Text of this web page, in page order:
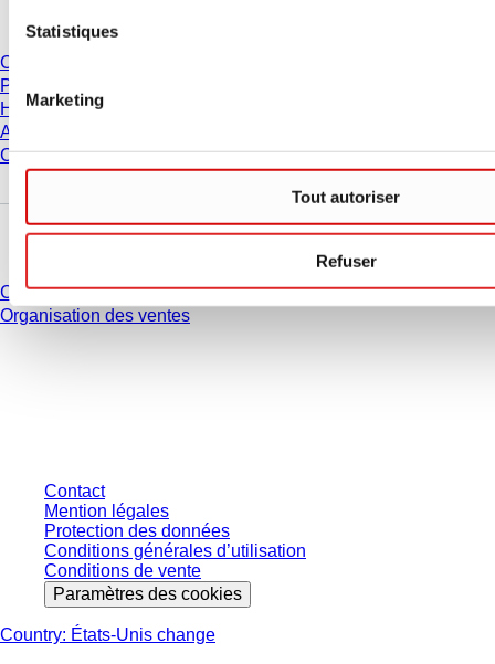
Statistiques
Marketing
Tout autoriser
Refuser
Carrière
Présentation
Historique
Achats et logistique
Code de Conduite
Avez-vous des questions ?
Contact
Organisation des ventes
Contact
Mention légales
Protection des données
Conditions générales d’utilisation
Conditions de vente
Paramètres des cookies
Country: États-Unis change